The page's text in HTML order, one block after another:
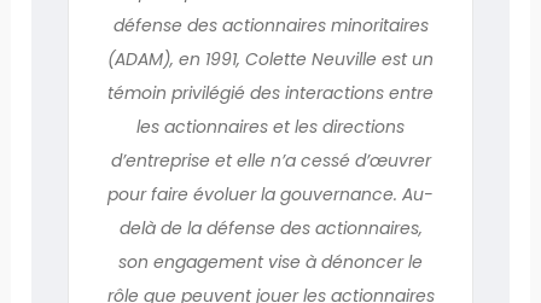
défense des actionnaires minoritaires
(ADAM), en 1991, Colette Neuville est un
témoin privilégié des interactions entre
les actionnaires et les directions
d’entreprise et elle n’a cessé d’œuvrer
pour faire évoluer la gouvernance. Au-
delà de la défense des actionnaires,
son engagement vise à dénoncer le
rôle que peuvent jouer les actionnaires